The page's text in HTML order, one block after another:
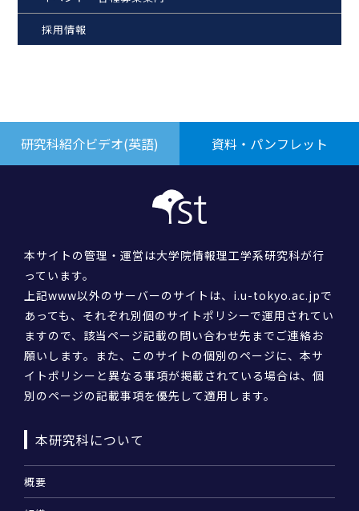
採用情報
研究科紹介ビデオ(英語) 資料・パンフレット
本サイトの管理・運営は大学院情報理工学系研究科が行
っています。
上記www以外のサーバーのサイトは、i.u-tokyo.ac.jpで
あっても、それぞれ別個のサイトポリシーで運用されてい
ますので、該当ページ記載の問い合わせ先までご連絡お
願いします。また、このサイトの個別のページに、本サ
イトポリシーと異なる事項が掲載されている場合は、個
別のページの記載事項を優先して適用します。
本研究科について
概要